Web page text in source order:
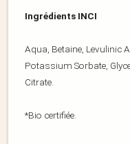
Ingrédients INCI
Aqua, Betaine, Levulinic
Potassium Sorbate,
Citrate.
*Bio certifiée.